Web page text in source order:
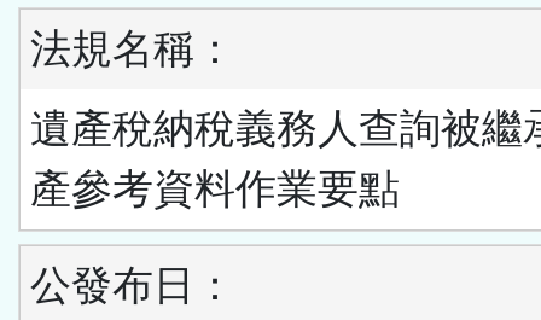
法規名稱：
遺產稅納稅義務人查詢被繼
產參考資料作業要點
公發布日：